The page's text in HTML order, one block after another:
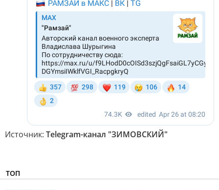
Источник: Telegram-канал "ЗИМОВСКИЙ"
ТОП